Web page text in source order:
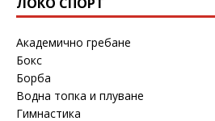
Академично гребане
Бокс
Борба
Водна топка и плуване
Гимнастика